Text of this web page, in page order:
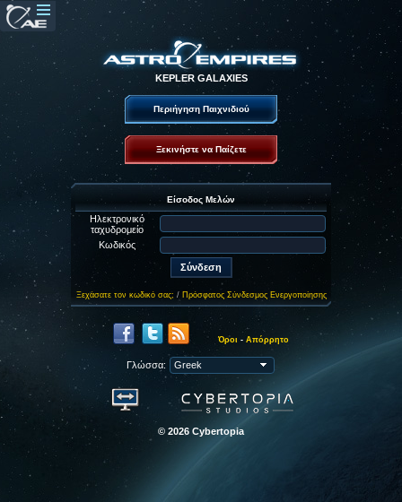
KEPLER GALAXIES
Περιήγηση Παιχνιδιού
Ξεκινήστε να Παίζετε
Είσοδος Μελών
Ηλεκτρονικό
ταχυδρομείο
Κωδικός
Ξεχάσατε τον κωδικό σας; / Πρόσφατος Σύνδεσμος Ενεργοποίησης
Όροι - Απόρρητο
Γλώσσα:
© 2026 Cybertopia